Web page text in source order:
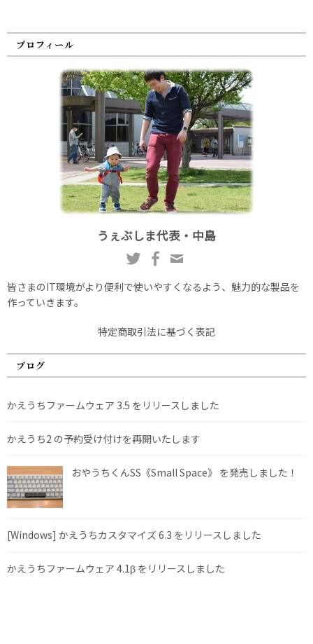
プロフィール
うぇぶしま代表・中島
皆さまのIT環境がより便利で使いやすくなるよう、魅力的な製品を
作っていきます。
特定商取引法に基づく表記
ブログ
かえうちファームウェア 3.5 をリリースしました
かえうち2 の予約受け付けを再開いたします
おやうちくんSS《Small Space》 を発売しました！
[Windows] かえうちカスタマイズ 6.3 をリリースしました
かえうちファームウェア 4.1β をリリースしました